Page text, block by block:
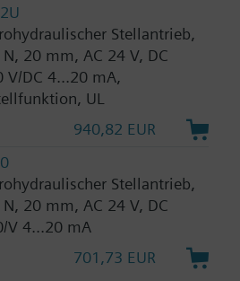
Stellantrieb,
20 mm, AC 24 V, DC
V/DC 4...20 mA,
UL
940,82 EUR
Stellantrieb,
20 mm, AC 24 V, DC
V 4...20 mA
701,73 EUR